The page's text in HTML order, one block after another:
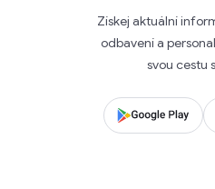
Získej aktuální
odbavení a
svou cestu